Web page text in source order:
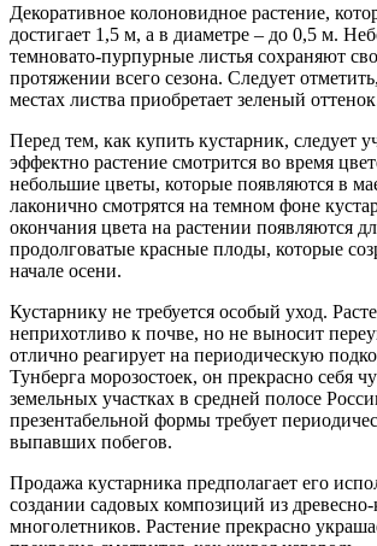
Декоративное колоновидное растение,
достигает 1,5 м, а в диаметре – до 0,5 м.
темновато-пурпурные листья сохраняют
протяжении всего сезона. Следует
местах листва приобретает зеленый
Перед тем, как купить кустарник, следует
эффектно растение смотрится во время
небольшие цветы, которые появляются в
лаконично смотрятся на темном фоне
окончания цвета на растении появляются
продолговатые красные плоды, которые
начале осени.
Кустарнику не требуется особый уход.
неприхотливо к почве, но не выносит
отлично реагирует на периодическую
Тунберга морозостоек, он прекрасно себя
земельных участках в средней полосе
презентабельной формы требует
выпавших побегов.
Продажа кустарника предполагает его
создании садовых композиций из
многолетников. Растение прекрасно